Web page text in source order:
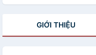
GIỚI THIỆU